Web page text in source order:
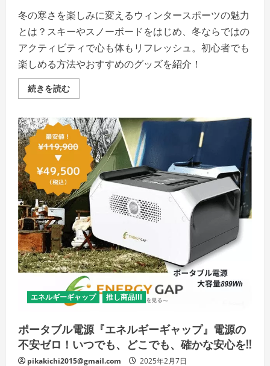
冬の寒さを楽しみに変えるウィンタースポーツの魅力
とは？スキーやスノーボードをはじめ、冬ならではの
アクティビティで心も体もリフレッシュ。初心者でも
楽しめる方法やおすすめのグッズを紹介！
続きを読むウ
ィ
ー
ス
ー
の
魅
「雪
と
も
に、
心
も
踊
る
——
ウ
ィ
ン
タ
ー
ポ
ー
ツ
の
魔
エネルギーギャップ 推し商品III
ポータブル電源『エネルギーギャップ』電源の
不安ゼロ！いつでも、どこでも、確かな安心を!!
pikakichi2015@gmail.com 2025年2月7日